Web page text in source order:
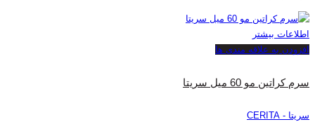
اطلاعات بیشتر
افزودن به علاقه مندی ها
سرم کراتین مو 60 میل سریتا
سریتا - CERITA